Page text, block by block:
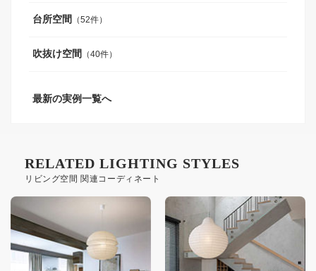
台所空間 （52件）
吹抜け空間 （40件）
最新の実例一覧へ
リビング空間 関連コーディネート
RELATED LIGHTING STYLES